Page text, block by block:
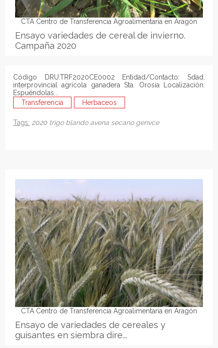
CTA Centro de Transferencia Agroalimentaria en Aragón
Ensayo variedades de cereal de invierno.
Campaña 2020
Código DRU:TRF2020CE0002 Entidad/Contacto: Sdad.
interprovincial agrícola ganadera Sta. Orosia Localización:
Espuéndolas...
Transferencia
Herbaceos
Tags: 2020 trigo blando avena secano genvce
CTA Centro de Transferencia Agroalimentaria en Aragón
Ensayo de variedades de cereales y
guisantes en siembra dire...